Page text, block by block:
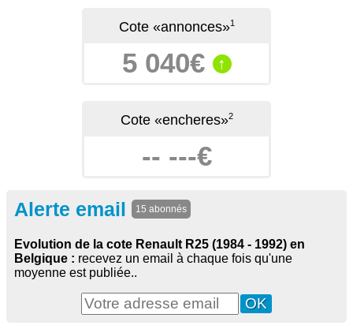
Cote «annonces»1
5 040€ ↑
Cote «encheres»2
-- ---€
Alerte email 15 abonnés
Evolution de la cote Renault R25 (1984 - 1992) en
Belgique : recevez un email à chaque fois qu'une
moyenne est publiée..